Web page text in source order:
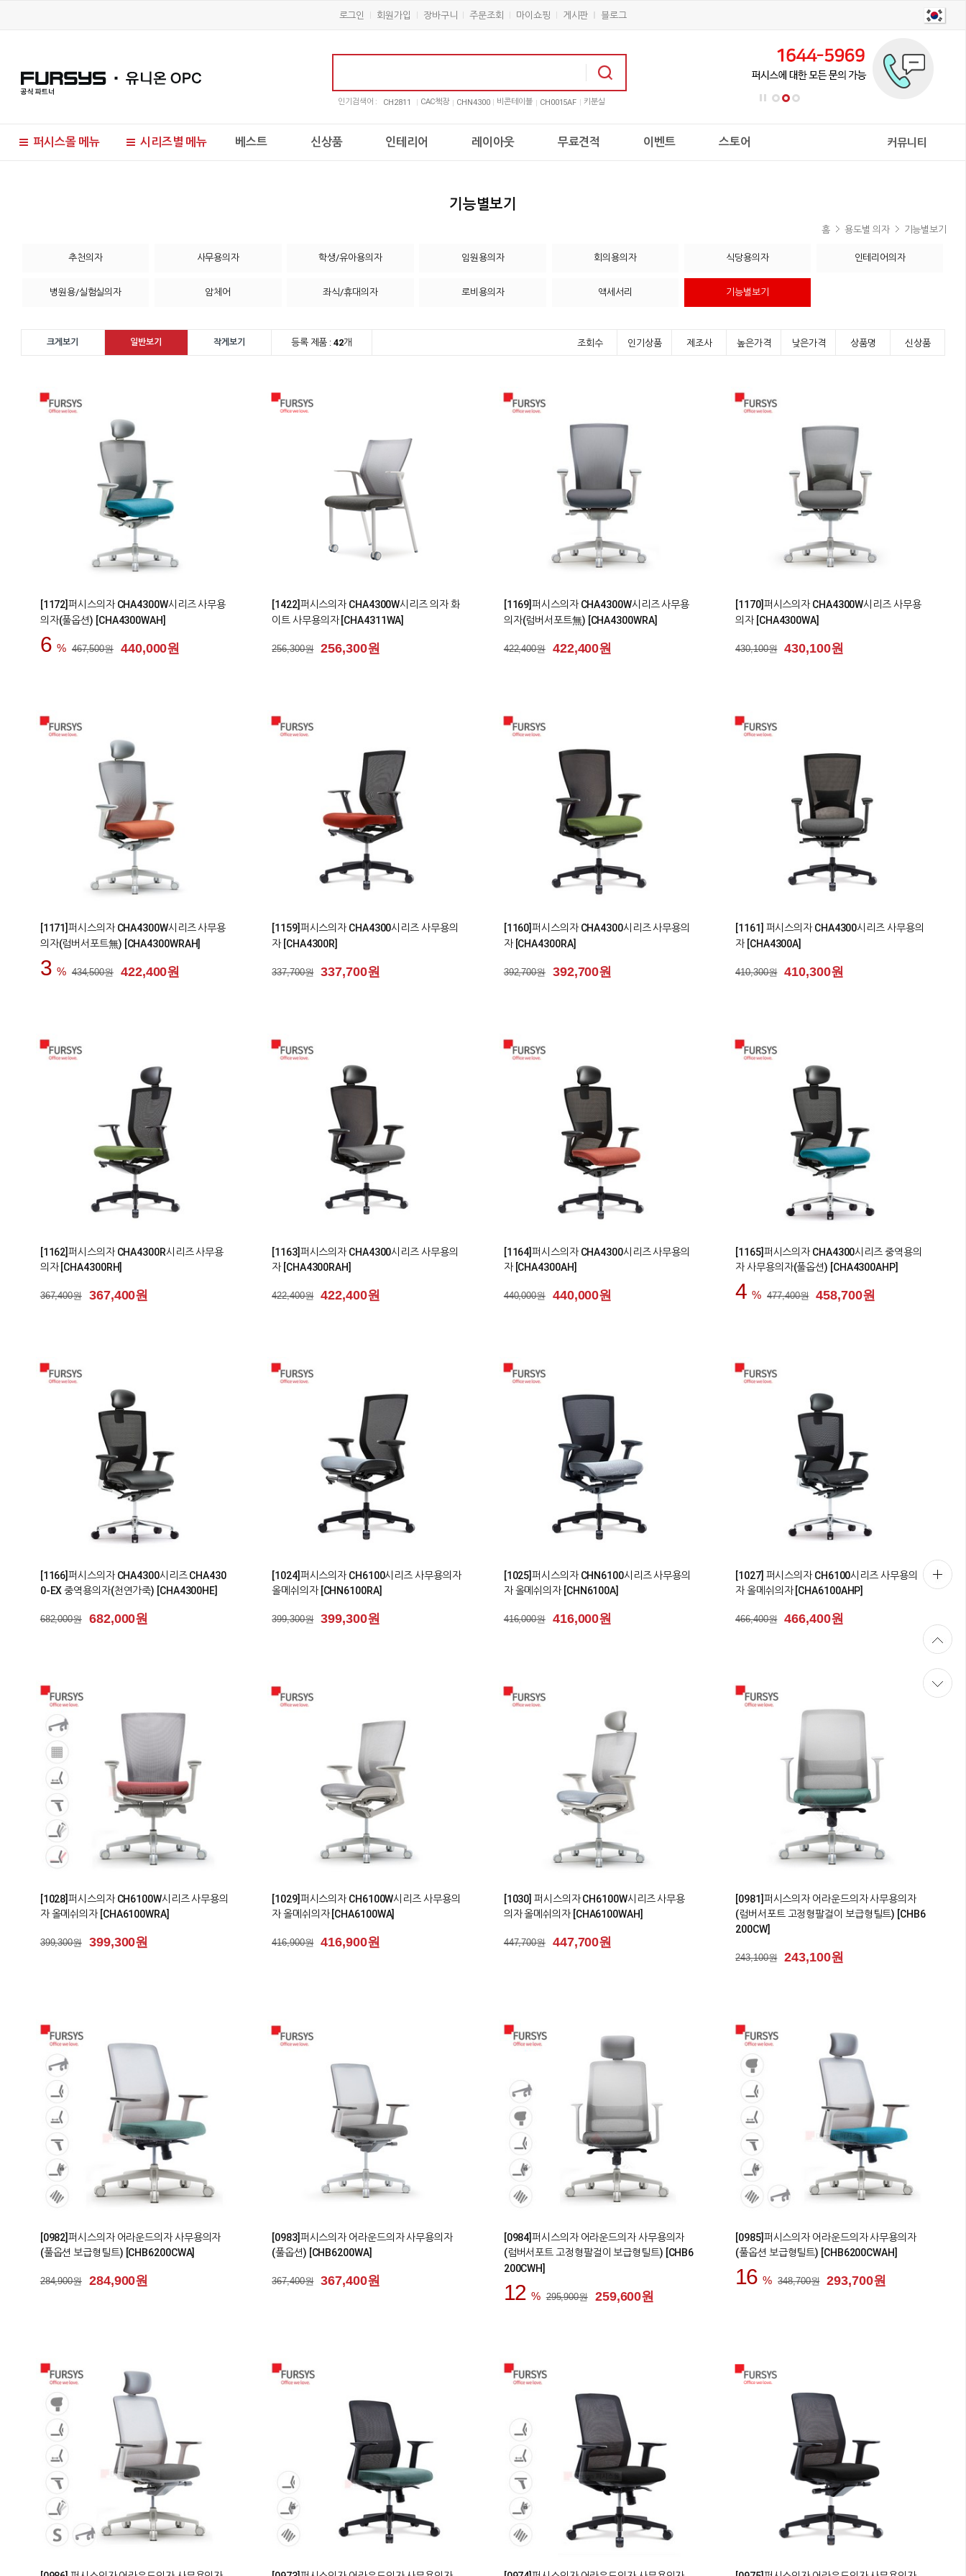
로그인 회원가입 장바구니 주문조회 마이쇼핑 게시판 블로그
인기검색어 : CH2811 CAC책장 CHN4300 비콘테이블 CH0015AF 키분실
퍼시스몰 메뉴 시리즈별 메뉴 베스트 신상품 인테리어 레이아웃 무료견적 이벤트 스토어 커뮤니티
기능별보기
홈 용도별 의자 기능별보기
추천의자 사무용의자 학생/유아용의자 임원용의자 회의용의자 식당용의자 인테리어의자
병원용/실험실의자 암체어 좌식/휴대의자 로비용의자 액세서리 기능별보기
크게보기 일반보기 작게보기 등록 제품 :42개 신상품
상품명
낮은가격
높은가격
제조사
인기상품
조회수
[1172]퍼시스의자 CHA4300W시리즈 사무용
의자(풀옵션) [CHA4300WAH]
6 467,500원 440,000원
[1422]퍼시스의자 CHA4300W시리즈 의자 화
이트 사무용의자 [CHA4311WA]
256,300원 256,300원
[1169]퍼시스의자 CHA4300W시리즈 사무용
의자(럼버서포트無) [CHA4300WRA]
422,400원 422,400원
[1170]퍼시스의자 CHA4300W시리즈 사무용
의자 [CHA4300WA]
430,100원 430,100원
[1171]퍼시스의자 CHA4300W시리즈 사무용
의자(럼버서포트無) [CHA4300WRAH]
3 434,500원 422,400원
[1159]퍼시스의자 CHA4300시리즈 사무용의
자 [CHA4300R]
337,700원 337,700원
[1160]퍼시스의자 CHA4300시리즈 사무용의
자 [CHA4300RA]
392,700원 392,700원
[1161] 퍼시스의자 CHA4300시리즈 사무용의
자 [CHA4300A]
410,300원 410,300원
[1162]퍼시스의자 CHA4300R시리즈 사무용
의자 [CHA4300RH]
367,400원 367,400원
[1163]퍼시스의자 CHA4300시리즈 사무용의
자 [CHA4300RAH]
422,400원 422,400원
[1164]퍼시스의자 CHA4300시리즈 사무용의
자 [CHA4300AH]
440,000원 440,000원
[1165]퍼시스의자 CHA4300시리즈 중역용의
자 사무용의자(풀옵션) [CHA4300AHP]
4 477,400원 458,700원
[1166]퍼시스의자 CHA4300시리즈 CHA430
0-EX 중역용의자(천연가죽) [CHA4300HE]
682,000원 682,000원
[1024]퍼시스의자 CH6100시리즈 사무용의자
올메쉬의자 [CHN6100RA]
399,300원 399,300원
[1025]퍼시스의자 CHN6100시리즈 사무용의
자 올메쉬의자 [CHN6100A]
416,000원 416,000원
[1027] 퍼시스의자 CH6100시리즈 사무용의
자 올메쉬의자 [CHA6100AHP]
466,400원 466,400원
[1028]퍼시스의자 CH6100W시리즈 사무용의
자 올메쉬의자 [CHA6100WRA]
399,300원 399,300원
[1029]퍼시스의자 CH6100W시리즈 사무용의
자 올메쉬의자 [CHA6100WA]
416,900원 416,900원
[1030] 퍼시스의자 CH6100W시리즈 사무용
의자 올메쉬의자 [CHA6100WAH]
447,700원 447,700원
[0981]퍼시스의자 어라운드의자 사무용의자
(럼버서포트 고정형팔걸이 보급형틸트) [CHB6
200CW]
243,100원 243,100원
[0982]퍼시스의자 어라운드의자 사무용의자
(풀옵션 보급형틸트) [CHB6200CWA]
284,900원 284,900원
[0983]퍼시스의자 어라운드의자 사무용의자
(풀옵션) [CHB6200WA]
367,400원 367,400원
[0984]퍼시스의자 어라운드의자 사무용의자
(럼버서포트 고정형팔걸이 보급형틸트) [CHB6
200CWH]
12 295,900원 259,600원
[0985]퍼시스의자 어라운드의자 사무용의자
(풀옵션 보급형틸트) [CHB6200CWAH]
16 348,700원 293,700원